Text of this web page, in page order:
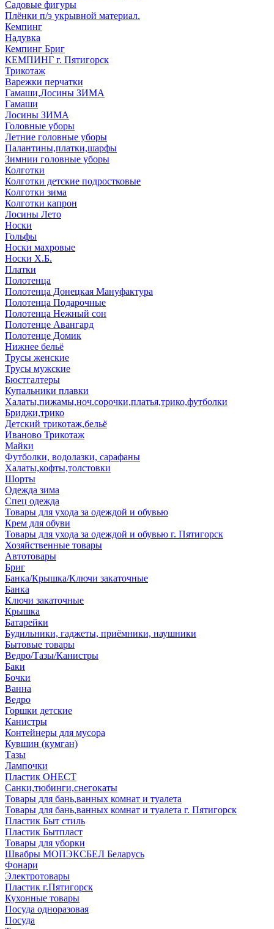
Садовые фигуры
Плёнки п/э укрывной материал.
Кемпинг
Надувка
Кемпинг Бриг
КЕМПИНГ г. Пятигорск
Трикотаж
Варежки перчатки
Гамаши,Лосины ЗИМА
Гамаши
Лосины ЗИМА
Головные уборы
Летние головные уборы
Палантины,платки,шарфы
Зимнии головные уборы
Колготки
Колготки детские подростковые
Колготки зима
Колготки капрон
Лосины Лето
Носки
Гольфы
Носки махровые
Носки Х.Б.
Платки
Полотенца
Полотенца Донецкая Мануфактура
Полотенца Подарочные
Полотенца Нежный сон
Полотенце Авангард
Полотенце Домик
Нижнее бельё
Трусы женские
Трусы мужские
Бюстгалтеры
Купальники плавки
Халаты,пижамы,ноч.сорочки,платья,трико,футболки
Бриджи,трико
Детский трикотаж,бельё
Иваново Трикотаж
Майки
Футболки, водолазки, сарафаны
Халаты,кофты,толстовки
Шорты
Одежда зима
Спец одежда
Товары для ухода за одеждой и обувью
Крем для обуви
Товары для ухода за одеждой и обувью г. Пятигорск
Хозяйственные товары
Автотовары
Бриг
Банка/Крышка/Ключи закаточные
Банка
Ключи закаточные
Крышка
Батарейки
Будильники, гаджеты, приёмники, наушники
Бытовые товары
Ведро/Тазы/Канистры
Баки
Бочки
Ванна
Ведро
Горшки детские
Канистры
Контейнеры для мусора
Кувшин (кумган)
Тазы
Лампочки
Пластик ОНЕСТ
Санки,тюбинги,снегокаты
Товары для бань,ванных комнат и туалета
Товары для бань,ванных комнат и туалета г. Пятигорск
Пластик Быт стиль
Пластик Бытпласт
Товары для уборки
Швабры МОПЭКСБЕЛ Беларусь
Фонари
Электротовары
Пластик г.Пятигорск
Кухонные товары
Посуда одноразовая
Посуда